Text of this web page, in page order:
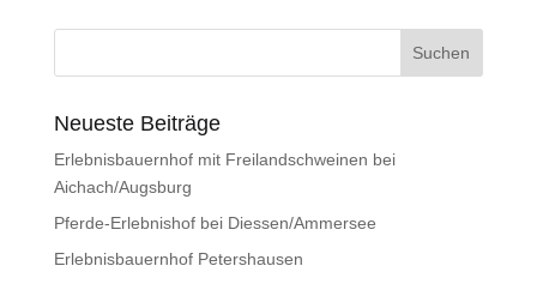
Neueste Beiträge
Erlebnisbauernhof mit Freilandschweinen bei
Aichach/Augsburg
Pferde-Erlebnishof bei Diessen/Ammersee
Erlebnisbauernhof Petershausen